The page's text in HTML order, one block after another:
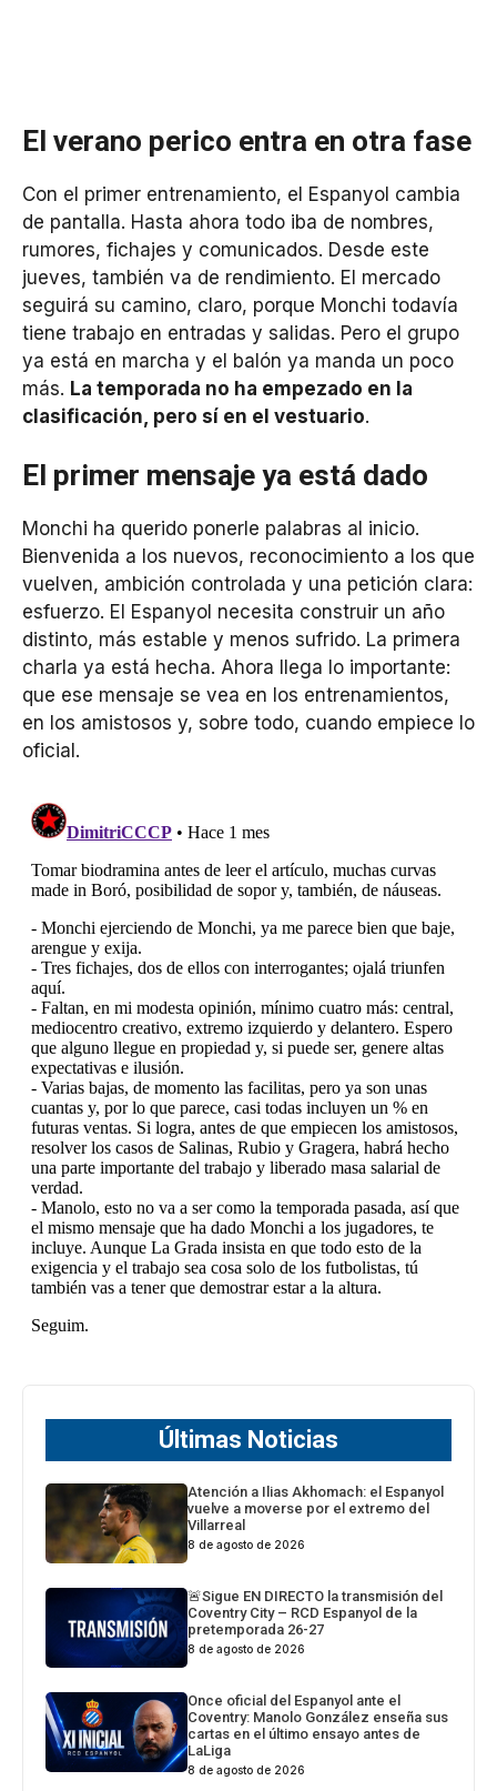
El verano perico entra en otra fase
Con el primer entrenamiento, el Espanyol cambia
de pantalla. Hasta ahora todo iba de nombres,
rumores, fichajes y comunicados. Desde este
jueves, también va de rendimiento. El mercado
seguirá su camino, claro, porque Monchi todavía
tiene trabajo en entradas y salidas. Pero el grupo
ya está en marcha y el balón ya manda un poco
más. La temporada no ha empezado en la
clasificación, pero sí en el vestuario.
El primer mensaje ya está dado
Monchi ha querido ponerle palabras al inicio.
Bienvenida a los nuevos, reconocimiento a los que
vuelven, ambición controlada y una petición clara:
esfuerzo. El Espanyol necesita construir un año
distinto, más estable y menos sufrido. La primera
charla ya está hecha. Ahora llega lo importante:
que ese mensaje se vea en los entrenamientos,
en los amistosos y, sobre todo, cuando empiece lo
oficial.
Últimas Noticias
Atención a Ilias Akhomach: el Espanyol
vuelve a moverse por el extremo del
Villarreal
8 de agosto de 2026
🚨Sigue EN DIRECTO la transmisión del
Coventry City – RCD Espanyol de la
pretemporada 26-27
8 de agosto de 2026
Once oficial del Espanyol ante el
Coventry: Manolo González enseña sus
cartas en el último ensayo antes de
LaLiga
8 de agosto de 2026